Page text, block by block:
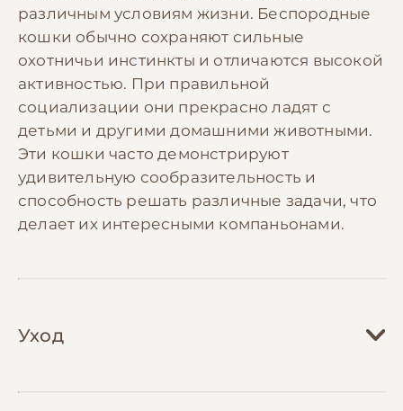
различным условиям жизни. Беспородные
кошки обычно сохраняют сильные
охотничьи инстинкты и отличаются высокой
активностью. При правильной
социализации они прекрасно ладят с
детьми и другими домашними животными.
Эти кошки часто демонстрируют
удивительную сообразительность и
способность решать различные задачи, что
делает их интересными компаньонами.
Уход